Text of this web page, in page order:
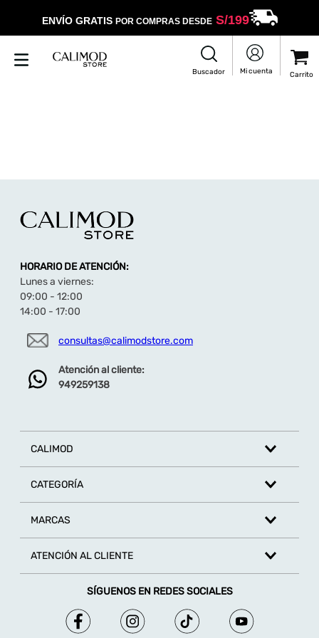
ENVÍO GRATIS POR COMPRAS DESDES/199
HORARIO DE ATENCIÓN:
Lunes a viernes:
09:00 - 12:00
14:00 - 17:00
consultas@calimodstore.com
Atención al cliente:
949259138
CALIMOD
CATEGORÍA
MARCAS
ATENCIÓN AL CLIENTE
SÍGUENOS EN REDES SOCIALES